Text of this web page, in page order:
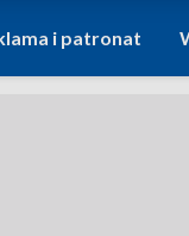
i patronat